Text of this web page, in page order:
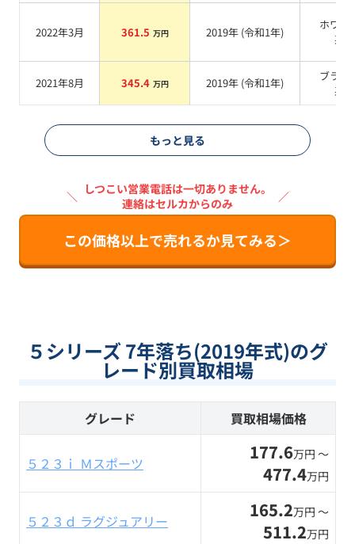
2022年3月 361.5 万円 2019年 (令和1年)
ホワイ
系
2021年8月 345.4 万円 2019年 (令和1年)
ブラッ
系
もっと見る
＼ しつこい営業電話は一切ありません。
連絡はセルカからのみ
／
この価格以上で売れるか見てみる＞
５シリーズ 7年落ち(2019年式)のグ
レード別買取相場
グレード 買取相場価格
５２３ｉ Ｍスポーツ 177.6万円 〜
477.4万円
５２３ｄ ラグジュアリー 165.2万円 〜
511.2万円